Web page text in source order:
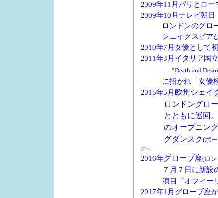
2009年11 月パリとロ
2009年10 月テレビ朝
ロンドンのグロ
シェイクスピア
2010年7 月女優として
2011年3 月イタリア国
”Death and
に招かれ「女優
2015年5月 欧州シェイ
ロンドングローブ
とともに巡回。ヨ
のオープニングを
グダンスク(ポ
クへ
2016年グローブ座(ロ
７月７日に新設
演目『オフィーリ
2017年1月グローブ座